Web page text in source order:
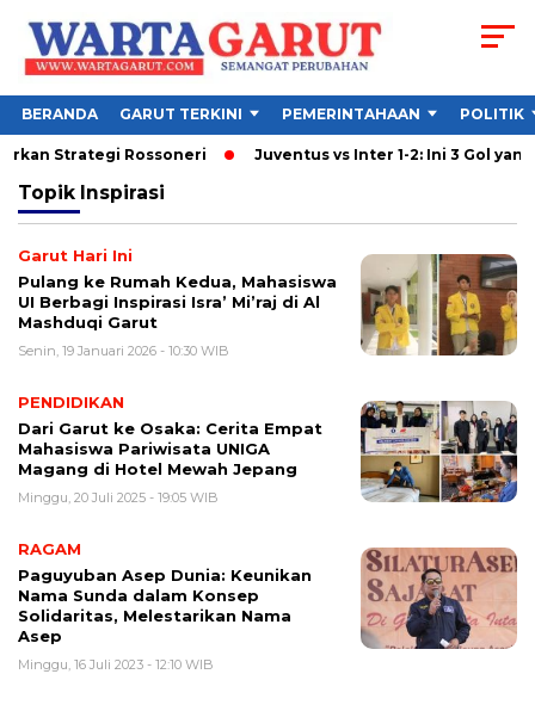
BERANDA GARUT TERKINI PEMERINTAHAAN POLITIK
Strategi Rossoneri Juventus vs Inter 1-2: Ini 3 Gol yang
Topik Inspirasi
Garut Hari Ini
Pulang ke Rumah Kedua, Mahasiswa
UI Berbagi Inspirasi Isra’ Mi’raj di Al
Mashduqi Garut
Senin, 19 Januari 2026 - 10:30 WIB
PENDIDIKAN
Dari Garut ke Osaka: Cerita Empat
Mahasiswa Pariwisata UNIGA
Magang di Hotel Mewah Jepang
Minggu, 20 Juli 2025 - 19:05 WIB
RAGAM
Paguyuban Asep Dunia: Keunikan
Nama Sunda dalam Konsep
Solidaritas, Melestarikan Nama
Asep
Minggu, 16 Juli 2023 - 12:10 WIB